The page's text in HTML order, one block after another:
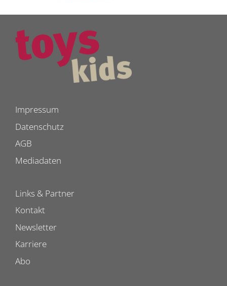
Impressum
Datenschutz
AGB
Mediadaten
Links & Partner
Kontakt
Newsletter
Karriere
Abo